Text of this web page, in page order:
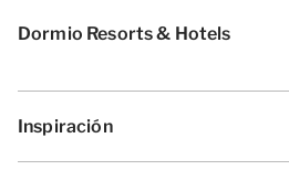
Dormio Resorts & Hotels
Inspiración